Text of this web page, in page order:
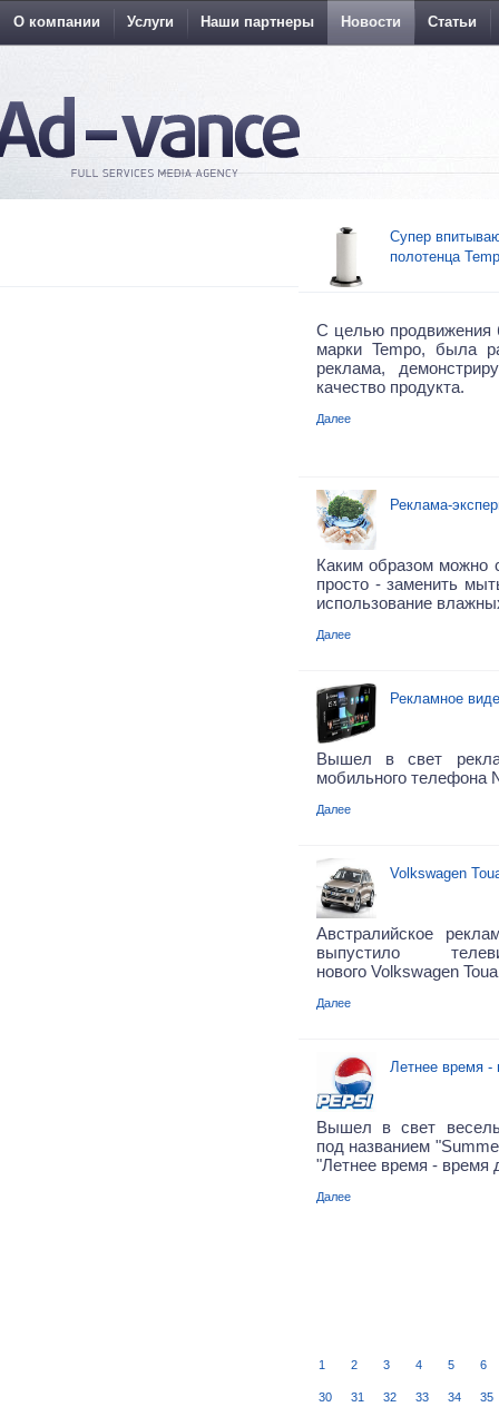
О компании Услуги Наши партнеры Новости Статьи
Супер
полотенца
С целью продвижения
марки Tempo, была
реклама,
качество продукта.
Далее
Реклама-
Каким образом можно
просто - заменить
использование
Далее
Рекламное
Вышел в свет
мобильного телефона
Далее
Volkswagen
Австралийское
выпустило
нового Volkswagen
Далее
Летнее время -
Вышел в свет
под названием
"Летнее время - время
Далее
1 2 3 4 5 6
30 31 32 33 34 35